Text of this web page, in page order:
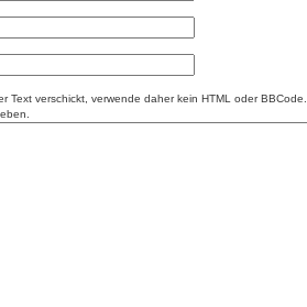
Text verschickt, verwende daher kein HTML oder